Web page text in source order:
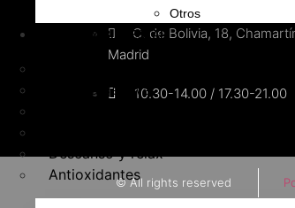
Otros
SALUD Y BIENESTAR
Salud digestiva
Descanso y relax
Antioxidantes
C. de Bolivia, 18,
Madrid
10.30-14.00 / 17.30-21.00
© All rights reserved